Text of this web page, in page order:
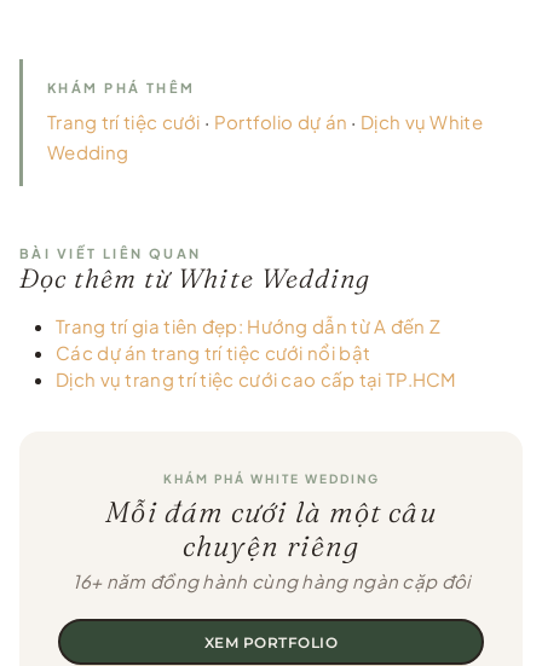
KHÁM PHÁ THÊM
Trang trí tiệc cưới · Portfolio dự án · Dịch vụ White
Wedding
BÀI VIẾT LIÊN QUAN
Đọc thêm từ White Wedding
Trang trí gia tiên đẹp: Hướng dẫn từ A đến Z
Các dự án trang trí tiệc cưới nổi bật
Dịch vụ trang trí tiệc cưới cao cấp tại TP.HCM
KHÁM PHÁ WHITE WEDDING
Mỗi đám cưới là một câu
chuyện riêng
16+ năm đồng hành cùng hàng ngàn cặp đôi
XEM PORTFOLIO